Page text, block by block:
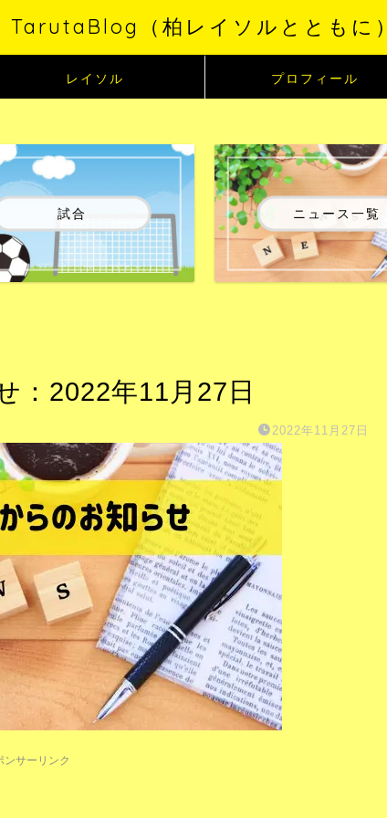
TarutaBlog（柏レイソルとともに）
レイソル プロフィール
試合 ニュース一覧
：2022年11月27日
2022年11月27日
ンサーリンク